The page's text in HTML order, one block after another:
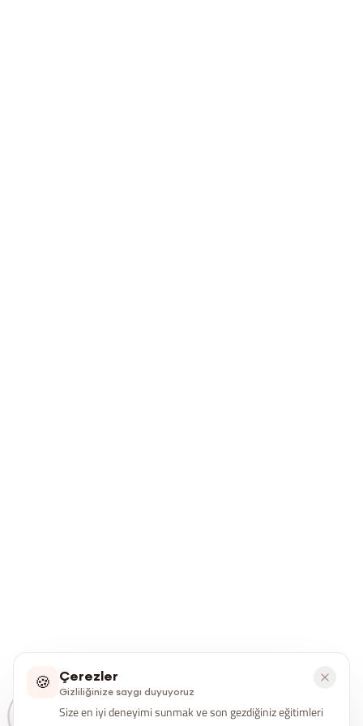
🍪 Çerezler
Gizliliğinize saygı duyuyoruz
Size en iyi deneyimi sunmak ve son gezdiğiniz eğitimleri